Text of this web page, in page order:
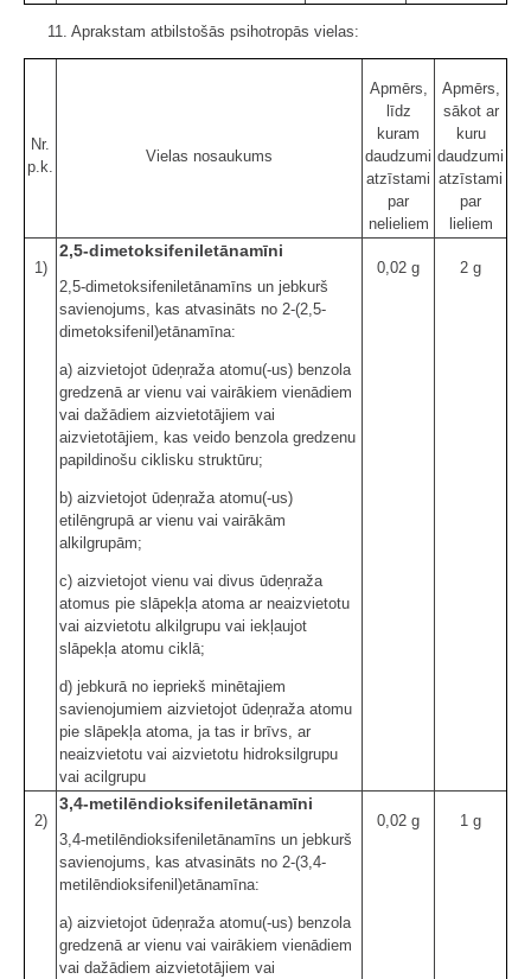
11. Aprakstam atbilstošās psihotropās vielas:
Nr.
p.k.
Vielas nosaukums
Apmērs,
līdz
kuram
daudzumi
atzīstami
par
nelieliem
Apmērs,
sākot ar
kuru
daudzumi
atzīstami
par
lieliem
1)
2,5-dimetoksifeniletānamīni
2,5-dimetoksifeniletānamīns un jebkurš
savienojums, kas atvasināts no 2-(2,5-
dimetoksifenil)etānamīna:
a) aizvietojot ūdeņraža atomu(-us) benzola
gredzenā ar vienu vai vairākiem vienādiem
vai dažādiem aizvietotājiem vai
aizvietotājiem, kas veido benzola gredzenu
papildinošu ciklisku struktūru;
b) aizvietojot ūdeņraža atomu(-us)
etilēngrupā ar vienu vai vairākām
alkilgrupām;
c) aizvietojot vienu vai divus ūdeņraža
atomus pie slāpekļa atoma ar neaizvietotu
vai aizvietotu alkilgrupu vai iekļaujot
slāpekļa atomu ciklā;
d) jebkurā no iepriekš minētajiem
savienojumiem aizvietojot ūdeņraža atomu
pie slāpekļa atoma, ja tas ir brīvs, ar
neaizvietotu vai aizvietotu hidroksilgrupu
vai acilgrupu
0,02 g 2 g
2)
3,4-metilēndioksifeniletānamīni
3,4-metilēndioksifeniletānamīns un jebkurš
savienojums, kas atvasināts no 2-(3,4-
metilēndioksifenil)etānamīna:
a) aizvietojot ūdeņraža atomu(-us) benzola
gredzenā ar vienu vai vairākiem vienādiem
vai dažādiem aizvietotājiem vai
0,02 g 1 g